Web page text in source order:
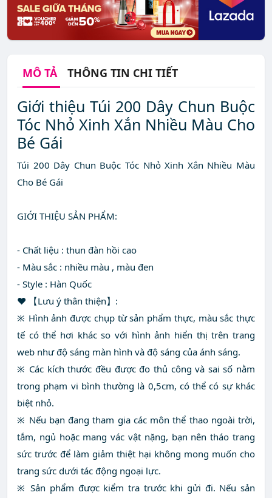
MÔ TẢ THÔNG TIN CHI TIẾT
Giới thiệu Túi 200 Dây Chun Buộc
Tóc Nhỏ Xinh Xắn Nhiều Màu Cho
Bé Gái
Túi 200 Dây Chun Buộc Tóc Nhỏ Xinh Xắn Nhiều Màu
Cho Bé Gái
GIỚI THIỆU SẢN PHẨM:
- Chất liệu : thun đàn hồi cao
- Màu sắc : nhiều màu , màu đen
- Style : Hàn Quốc
♥ 【Lưu ý thân thiện】:
※ Hình ảnh được chụp từ sản phẩm thực, màu sắc thực
tế có thể hơi khác so với hình ảnh hiển thị trên trang
web như độ sáng màn hình và độ sáng của ánh sáng.
※ Các kích thước đều được đo thủ công và sai số nằm
trong phạm vi bình thường là 0,5cm, có thể có sự khác
biệt nhỏ.
※ Nếu bạn đang tham gia các môn thể thao ngoài trời,
tắm, ngủ hoặc mang vác vật nặng, bạn nên tháo trang
sức trước để làm giảm thiệt hại không mong muốn cho
trang sức dưới tác động ngoại lực.
※ Sản phẩm được kiểm tra trước khi gửi đi. Nếu sản